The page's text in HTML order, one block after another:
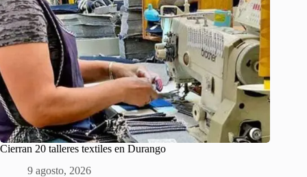
Cierran 20 talleres textiles en Durango
9 agosto, 2026